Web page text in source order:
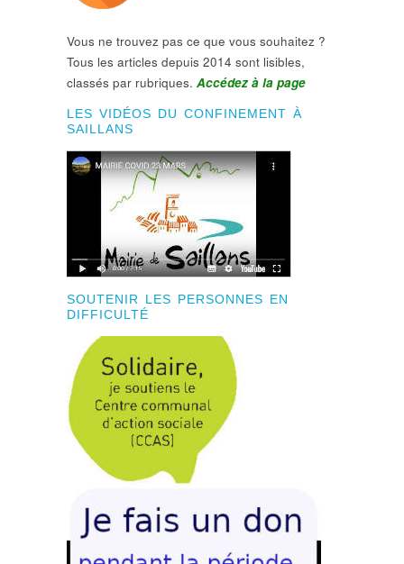
Vous ne trouvez pas ce que vous souhaitez ?
Tous les articles depuis 2014 sont lisibles,
classés par rubriques. Accédez à la page
LES VIDÉOS DU CONFINEMENT À
SAILLANS
SOUTENIR LES PERSONNES EN
DIFFICULTÉ